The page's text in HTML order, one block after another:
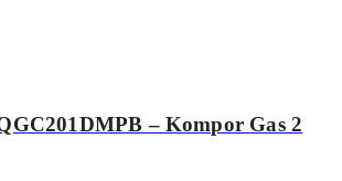
– Kompor Gas 2